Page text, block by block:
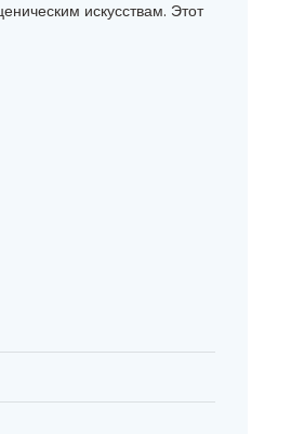
искусствам. Этот